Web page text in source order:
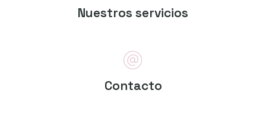
Nuestros servicios
Contacto